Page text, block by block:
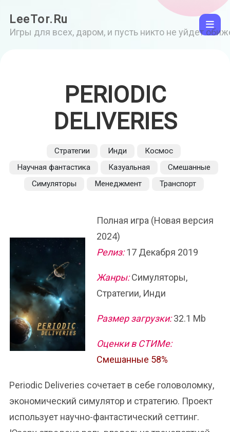
LeeTor.Ru
Игры для всех, даром, и пусть никто не уйдет
PERIODIC
DELIVERIES
Стратегии Инди
Космос
Научная фантастика
Казуальная
Смешанные
Симуляторы
Менеджмент Транспорт
Полная игра (Новая версия
2024)
Релиз:17 Декабря 2019
Жанры:Симуляторы,
Стратегии, Инди
Размер загрузки:32.1 Mb
Оценки в СТИМе:
Смешанные 58%
Periodic Deliveries сочетает в себе головоломку,
экономический симулятор и стратегию. Проект
использует научно-фантастический сеттинг.